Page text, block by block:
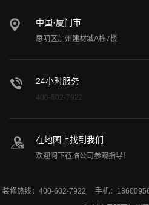
中国·厦门市
思明区加州建材城A栋7楼
24小时服务
400-602-7922
在地图上找到我们
欢迎阁下莅临公司参观指导！
装修热线：400-602-7922 手机：